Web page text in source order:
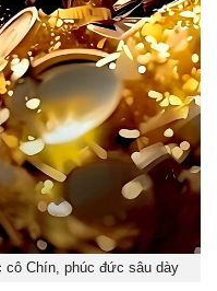
Chín, phúc đức sâu dày